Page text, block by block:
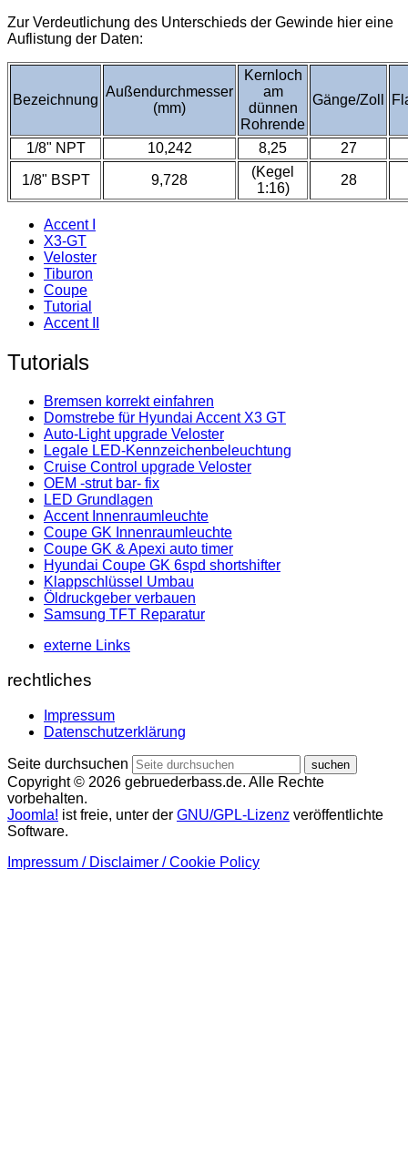
Zur Verdeutlichung des Unterschieds der Gewinde hier eine
Auflistung der Daten:
Bezeichnung
Außendurchmesser
(mm)
Kernloch
am
dünnen
Rohrende
Gänge/Zoll
1/8" NPT 10,242 8,25 27
1/8" BSPT 9,728
(Kegel
1:16)
28
Accent I
X3-GT
Veloster
Tiburon
Coupe
Tutorial
Accent II
Tutorials
Bremsen korrekt einfahren
Domstrebe für Hyundai Accent X3 GT
Auto-Light upgrade Veloster
Legale LED-Kennzeichenbeleuchtung
Cruise Control upgrade Veloster
OEM -strut bar- fix
LED Grundlagen
Accent Innenraumleuchte
Coupe GK Innenraumleuchte
Coupe GK & Apexi auto timer
Hyundai Coupe GK 6spd shortshifter
Klappschlüssel Umbau
Öldruckgeber verbauen
Samsung TFT Reparatur
externe Links
rechtliches
Impressum
Datenschutzerklärung
Seite durchsuchen suchen
Copyright © 2026 gebruederbass.de. Alle Rechte
vorbehalten.
Joomla! ist freie, unter der GNU/GPL-Lizenz veröffentlichte
Software.
Impressum / Disclaimer / Cookie Policy